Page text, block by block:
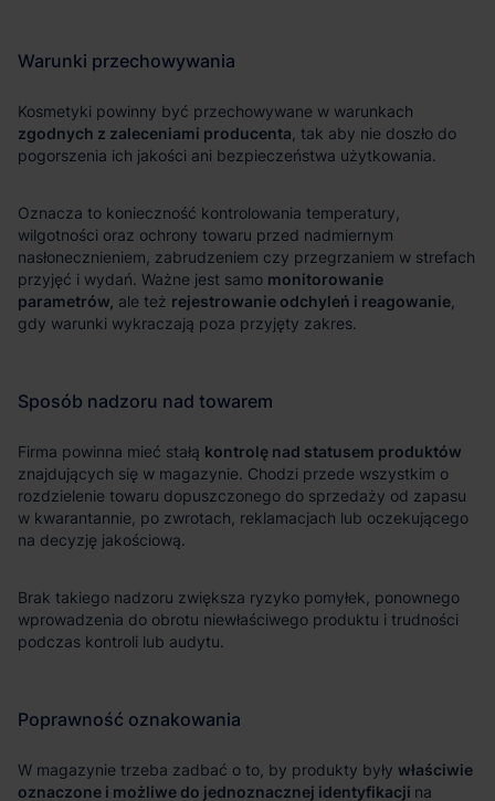
zgodnych z zaleceniami producenta
monitorowanie
parametrów,
rejestrowanie odchyleń i reagowanie
kontrolę nad statusem produktów
właściwie
oznaczone i możliwe do jednoznacznej identyfikacji